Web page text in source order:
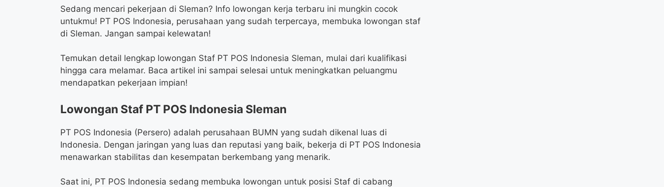
Sedang mencari pekerjaan di Sleman? Info lowongan kerja terbaru ini mungkin cocok
untukmu! PT POS Indonesia, perusahaan yang sudah terpercaya, membuka lowongan staf
di Sleman. Jangan sampai kelewatan!
Temukan detail lengkap lowongan Staf PT POS Indonesia Sleman, mulai dari kualifikasi
hingga cara melamar. Baca artikel ini sampai selesai untuk meningkatkan peluangmu
mendapatkan pekerjaan impian!
Lowongan Staf PT POS Indonesia Sleman
PT POS Indonesia (Persero) adalah perusahaan BUMN yang sudah dikenal luas di
Indonesia. Dengan jaringan yang luas dan reputasi yang baik, bekerja di PT POS Indonesia
menawarkan stabilitas dan kesempatan berkembang yang menarik.
Saat ini, PT POS Indonesia sedang membuka lowongan untuk posisi Staf di cabang